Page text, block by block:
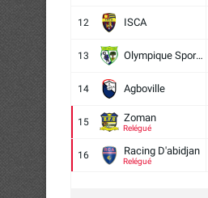
12 ISCA
13 Olympique Sport d'Abobo FC
14 Agboville
15 Zoman
Relégué
16 Racing D'abidjan
Relégué